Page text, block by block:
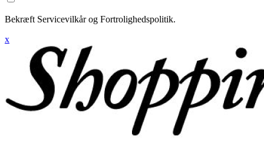
Bekræft Servicevilkår og Fortrolighedspolitik.
x